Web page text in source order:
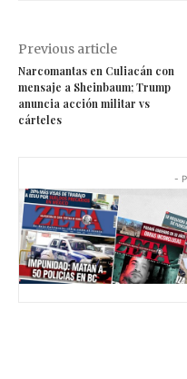
e
o
Previous article
Narcomantas en Culiacán con
mensaje a Sheinbaum; Trump
anuncia acción militar vs
cárteles
-